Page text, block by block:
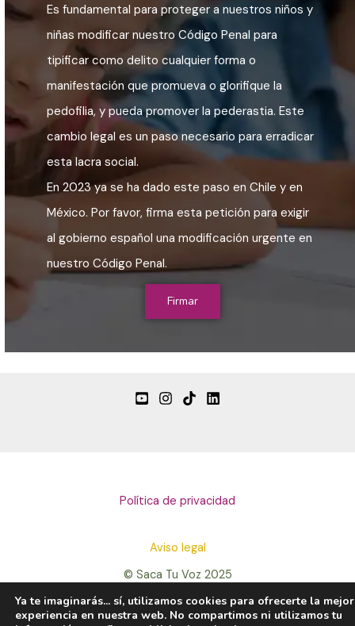
Es fundamental para proteger a nuestros niños y
niñas modificar nuestro Código Penal para
tipificar como delito cualquier forma o
manifestación que promueva o glorifique la
pedofilia, y pueda promover la pederastia. Este
cambio legal es un paso necesario para erradicar
esta lacra social.
En 2023 ya se ha dado este paso en Chile y en
México. Por favor, firma esta petición para exigir
al gobierno español una modificación urgente en
nuestro Código Penal.
Firmar
Política de privacidad
Aviso legal
© Saca Tu Voz 2025
Ya te imaginarás... sí, utilizamos cookies para ofrecerte la mejor
experiencia en nuestra web. No compartimos ni utilizamos tu